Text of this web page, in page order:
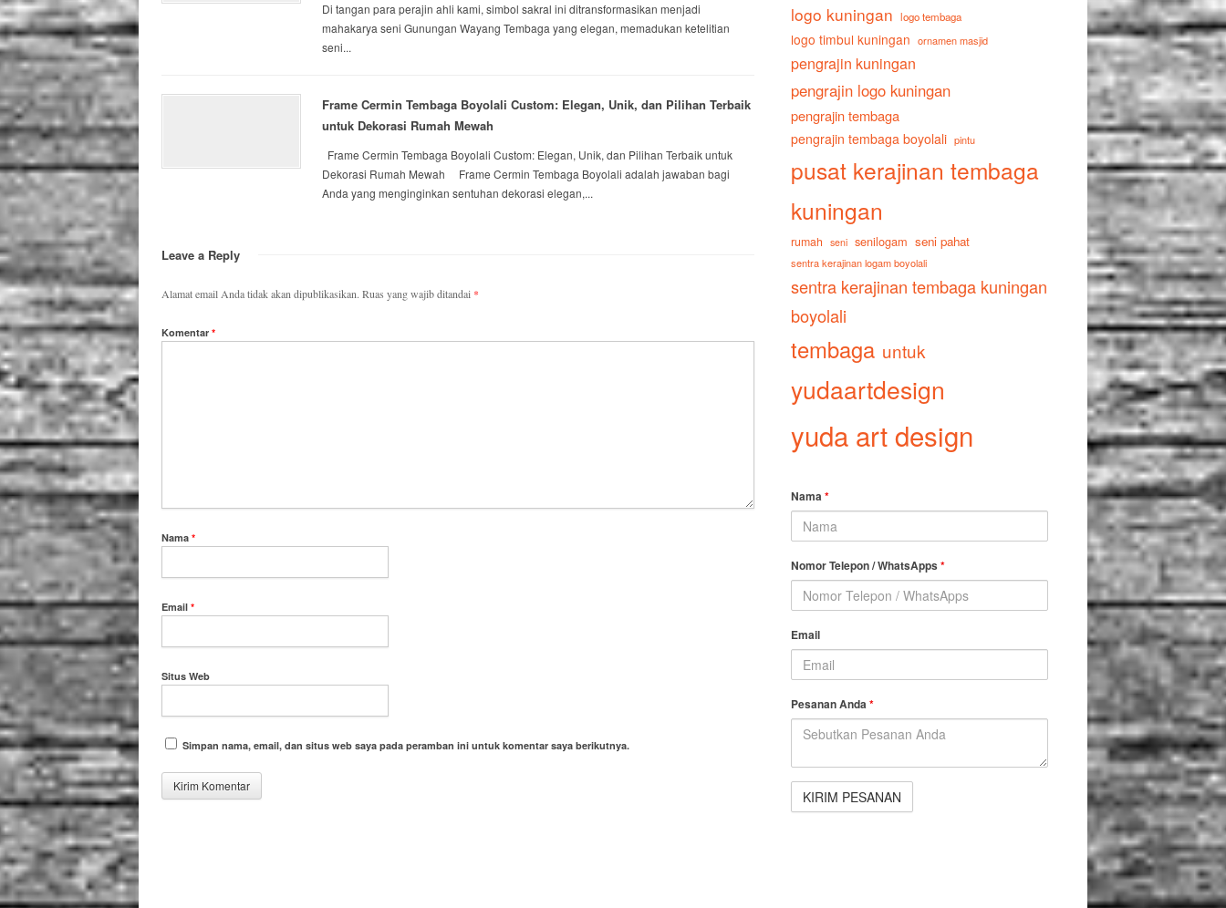
Di tangan para perajin ahli kami, simbol sakral ini ditransformasikan menjadi
mahakarya seni Gunungan Wayang Tembaga yang elegan, memadukan ketelitian
seni...
Frame Cermin Tembaga Boyolali Custom: Elegan, Unik, dan Pilihan Terbaik
untuk Dekorasi Rumah Mewah
Frame Cermin Tembaga Boyolali Custom: Elegan, Unik, dan Pilihan Terbaik untuk
Dekorasi Rumah Mewah Frame Cermin Tembaga Boyolali adalah jawaban bagi
Anda yang menginginkan sentuhan dekorasi elegan,...
Leave a Reply
Alamat email Anda tidak akan dipublikasikan. Ruas yang wajib ditandai *
Komentar *
Nama *
Email *
Situs Web
Simpan nama, email, dan situs web saya pada peramban ini untuk komentar saya berikutnya.
logo kuningan logo tembaga
logo timbul kuningan ornamen masjid
pengrajin kuningan
pengrajin logo kuningan
pengrajin tembaga
pengrajin tembaga boyolali pintu
pusat kerajinan tembaga
kuningan
rumah seni senilogam seni pahat
sentra kerajinan logam boyolali
sentra kerajinan tembaga kuningan
boyolali
tembaga untuk
yudaartdesign
yuda art design
Nama*
Nomor Telepon / WhatsApps *
Email
Pesanan Anda*